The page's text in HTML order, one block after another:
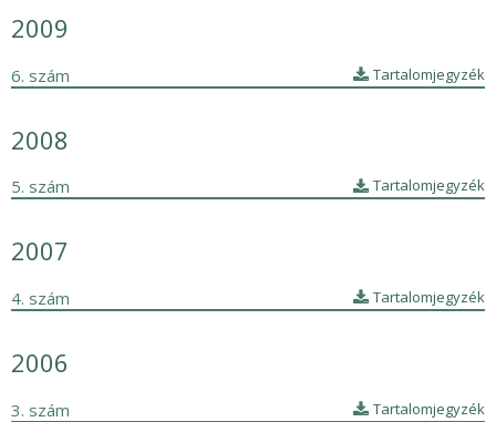
2009
6. szám Tartalomjegyzék
2008
5. szám Tartalomjegyzék
2007
4. szám Tartalomjegyzék
2006
3. szám Tartalomjegyzék